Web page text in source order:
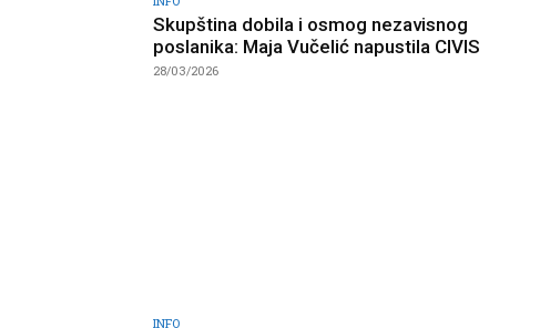
Skupština dobila i osmog nezavisnog
poslanika: Maja Vučelić napustila CIVIS
28/03/2026
INFO